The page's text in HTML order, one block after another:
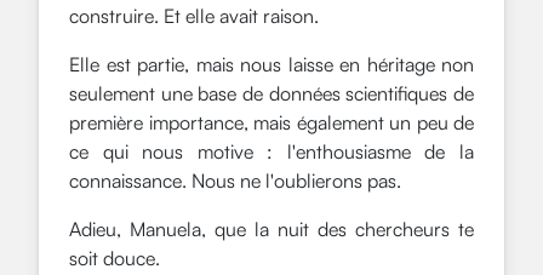
construire. Et elle avait raison.
Elle est partie, mais nous laisse en héritage non
seulement une base de données scientifiques de
première importance, mais également un peu de
ce qui nous motive : l'enthousiasme de la
connaissance. Nous ne l'oublierons pas.
Adieu, Manuela, que la nuit des chercheurs te
soit douce.